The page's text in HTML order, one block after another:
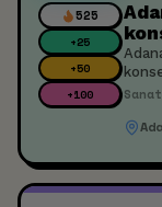
525
+25
+50
+100